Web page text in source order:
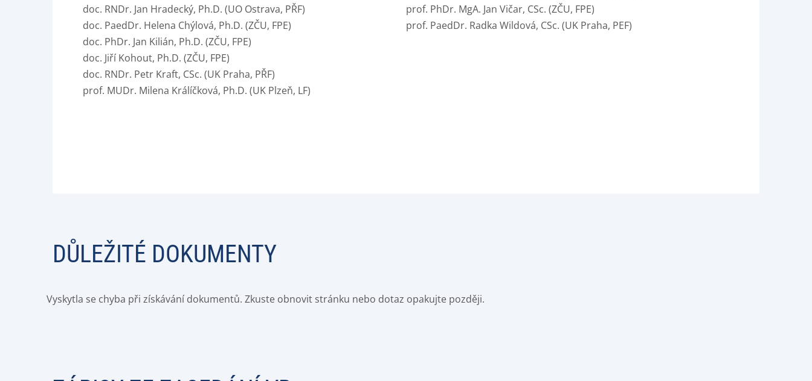
doc. RNDr. Jan Hradecký, Ph.D. (UO Ostrava, PŘF)
doc. PaedDr. Helena Chýlová, Ph.D. (ZČU, FPE)
doc. PhDr. Jan Kilián, Ph.D. (ZČU, FPE)
doc. Jiří Kohout, Ph.D. (ZČU, FPE)
doc. RNDr. Petr Kraft, CSc. (UK Praha, PŘF)
prof. MUDr. Milena Králíčková, Ph.D. (UK Plzeň, LF)
prof. PhDr. MgA. Jan Vičar, CSc. (ZČU, FPE)
prof. PaedDr. Radka Wildová, CSc. (UK Praha, PEF)
DŮLEŽITÉ DOKUMENTY
Vyskytla se chyba při získávání dokumentů. Zkuste obnovit stránku nebo dotaz opakujte později.